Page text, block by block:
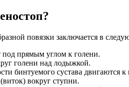
повязки заключается в
под прямым углом к голени.
голени над лодыжкой.
бинтуемого сустава двигаются
вокруг ступни.